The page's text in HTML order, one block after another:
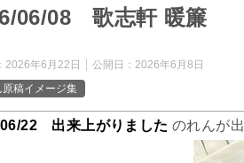
06/08 歌志軒 暖簾
2026年6月22日 公開日： 2026年6月8日
原稿イメージ集
22 出来上がりました のれんが